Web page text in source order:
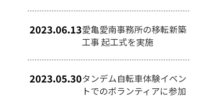
2023.06.13愛亀愛南事務所の移転新築
工事 起工式を実施
2023.05.30タンデム自転車体験イベン
トでのボランティアに参加